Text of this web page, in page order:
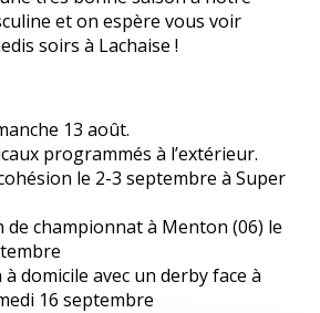
et on espère vous voir
soirs à Lachaise !
13 août.
programmés à l’extérieur.
le 2-3 septembre à Super
de championnat à Menton (06) le
domicile avec un derby face à
16 septembre